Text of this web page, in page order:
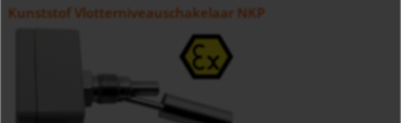
Kunststof Vlotterniveauschakelaar NKP